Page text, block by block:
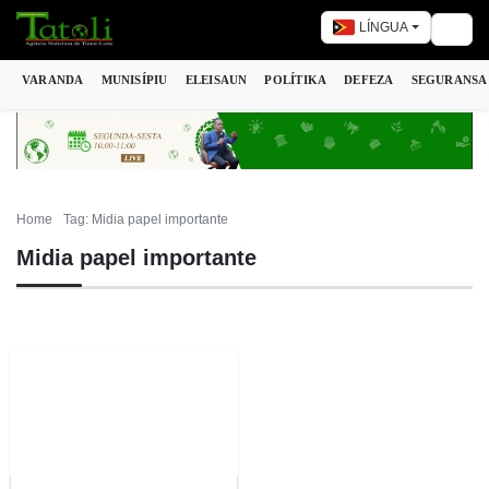
LÍNGUA
VARANDA MUNISÍPIU ELEISAUN POLÍTIKA DEFEZA SEGURANSA
Home Tag: Midia papel importante
Midia papel importante